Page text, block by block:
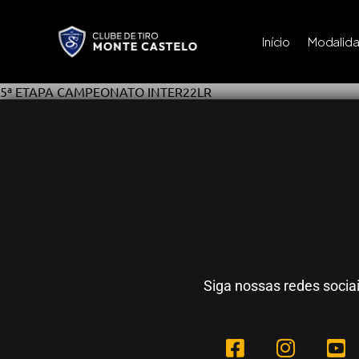
Início
5ª ETAPA CAMPEONATO INTER22LR
Siga nossas redes